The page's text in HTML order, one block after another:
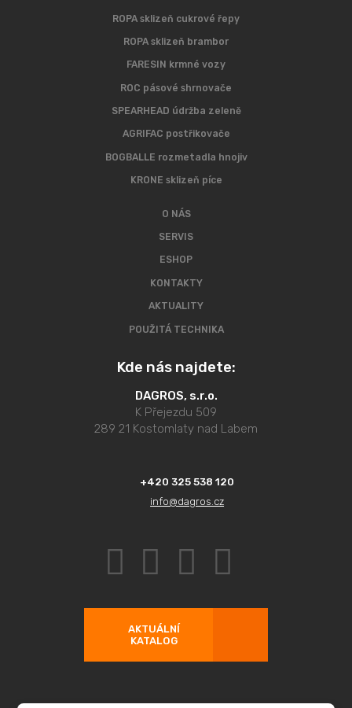
ROPA sklizeň cukrové řepy
ROPA sklizeň brambor
FARESIN krmné vozy
ROC pásové shrnovače
SPEARHEAD údržba zeleně
AGRIFAC postřikovače
BOGBALLE rozmetadla hnojiv
KRONE sklizeň píce
O NÁS
SERVIS
ESHOP
KONTAKTY
AKTUALITY
POUŽITÁ TECHNIKA
Kde nás najdete:
DAGROS, s.r.o.
K Přejezdu 509
289 21 Kostomlaty nad Labem
+420 325 538 120
info@dagros.cz
AKTUÁLNÍ
KATALOG